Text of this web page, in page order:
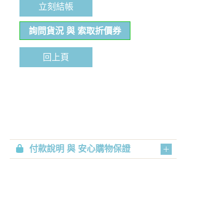
立刻結帳
詢問貨況 與 索取折價券
回上頁
付款說明 與 安心購物保證